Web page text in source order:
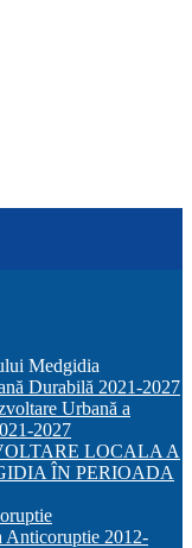
Medgidia
Durabilă 2021-2027
Urbană a
2027
LOCALA A
ÎN PERIOADA
Anticoruptie 2012-